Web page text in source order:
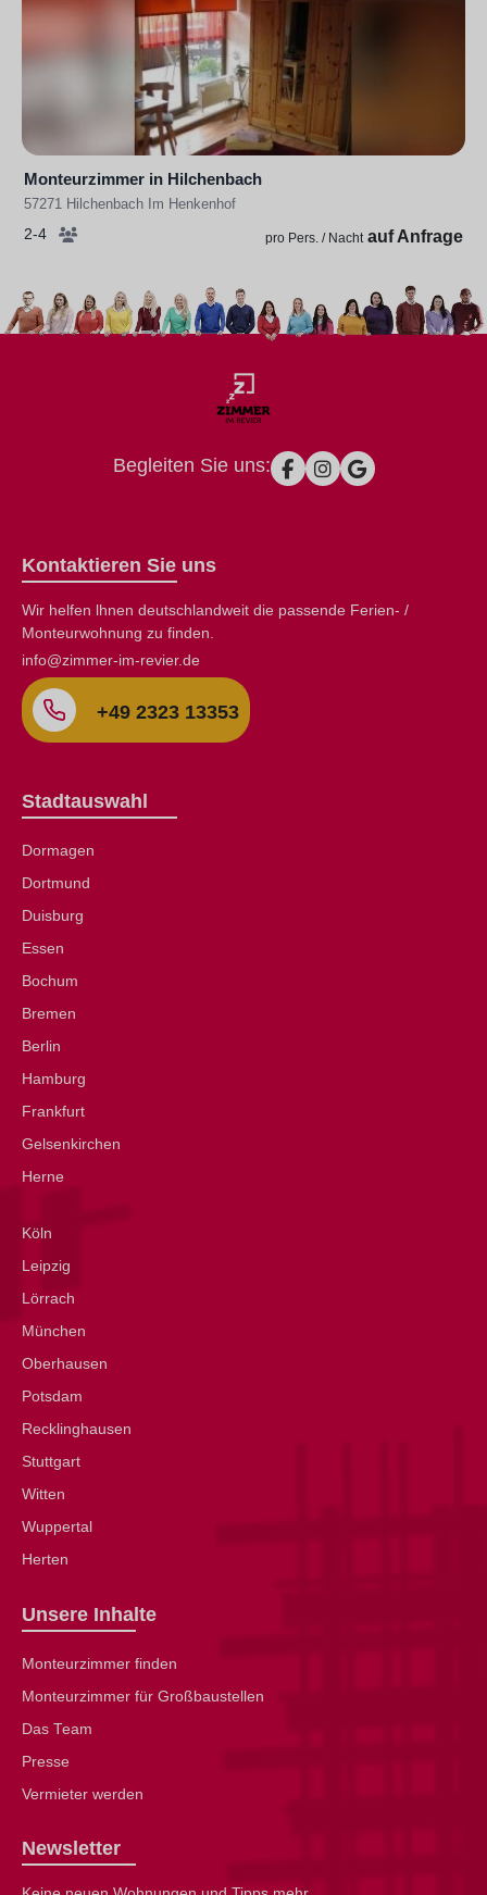
Monteurzimmer in Hilchenbach
57271 Hilchenbach Im Henkenhof
2-4 pro Pers. / Nacht auf Anfrage
Begleiten Sie uns:
Kontaktieren Sie uns
Wir helfen lhnen deutschlandweit die passende Ferien- /
Monteurwohnung zu finden.
info@zimmer-im-revier.de
+49 2323 13353
Stadtauswahl
Dormagen
Dortmund
Duisburg
Essen
Bochum
Bremen
Berlin
Hamburg
Frankfurt
Gelsenkirchen
Herne
Köln
Leipzig
Lörrach
München
Oberhausen
Potsdam
Recklinghausen
Stuttgart
Witten
Wuppertal
Herten
Unsere Inhalte
Monteurzimmer finden
Monteurzimmer für Großbaustellen
Das Team
Presse
Vermieter werden
Newsletter